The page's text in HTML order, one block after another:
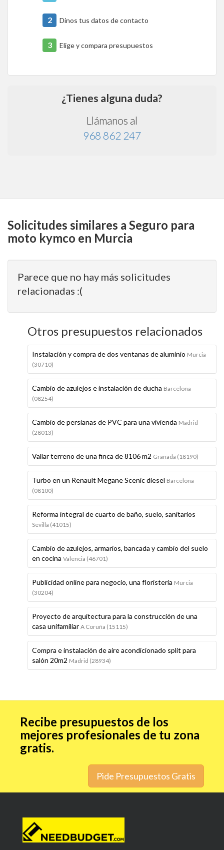
2 Dinos tus datos de contacto
3 Elige y compara presupuestos
¿Tienes alguna duda?
Llámanos al
968 862 247
Solicitudes similares a Seguro para
moto kymco en Murcia
Parece que no hay más solicitudes
relacionadas :(
Otros presupuestos relacionados
Instalación y compra de dos ventanas de aluminio Murcia
(30710)
Cambio de azulejos e instalación de ducha Barcelona
(08254)
Cambio de persianas de PVC para una vivienda Madrid
(28013)
Vallar terreno de una finca de 8106 m2 Granada (18190)
Turbo en un Renault Megane Scenic diesel Barcelona
(08100)
Reforma integral de cuarto de baño, suelo, sanitarios
Sevilla (41015)
Cambio de azulejos, armarios, bancada y cambio del suelo
en cocina Valencia (46701)
Publicidad online para negocio, una floristeria Murcia
(30204)
Proyecto de arquitectura para la construcción de una
casa unifamiliar A Coruña (15115)
Compra e instalación de aire acondicionado split para
salón 20m2 Madrid (28934)
Recibe presupuestos de los
mejores profesionales de tu zona
gratis.
Pide Presupuestos Gratis